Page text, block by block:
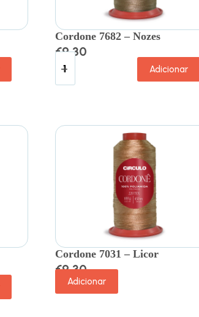
Cordone 7682 – Nozes
€9.30
Adicionar
Cordone 7031 – Licor
€9.30
Adicionar